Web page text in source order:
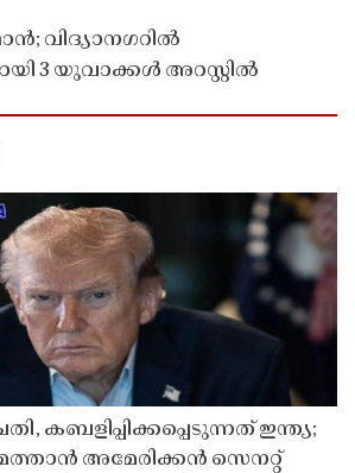
വിദ്യാനഗറിൽ
3 യുവാക്കൾ അറസ്റ്റിൽ
കബളിപ്പിക്കപ്പെടുന്നത് ഇന്ത്യ;
അമേരിക്കൻ സെനറ്റ്